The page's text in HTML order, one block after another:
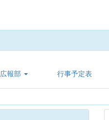
広報部 行事予定表